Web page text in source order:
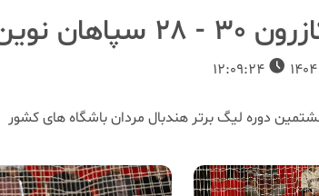
اصفهان/ عکس
دوره لیگ برتر هندبال مردان باشگاه های کشور